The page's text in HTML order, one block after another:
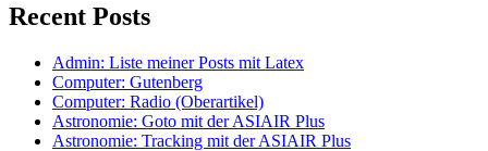
Recent Posts
Admin: Liste meiner Posts mit Latex
Computer: Gutenberg
Computer: Radio (Oberartikel)
Astronomie: Goto mit der ASIAIR Plus
Astronomie: Tracking mit der ASIAIR Plus